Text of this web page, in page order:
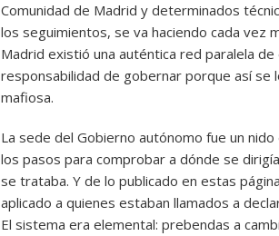
Comunidad de Madrid y determinados
los seguimientos, se va haciendo cada vez
Madrid existió una auténtica red paralela
responsabilidad de gobernar porque así se
mafiosa.
La sede del Gobierno autónomo fue un
los pasos para comprobar a dónde se
se trataba. Y de lo publicado en estas
aplicado a quienes estaban llamados a
El sistema era elemental: prebendas a